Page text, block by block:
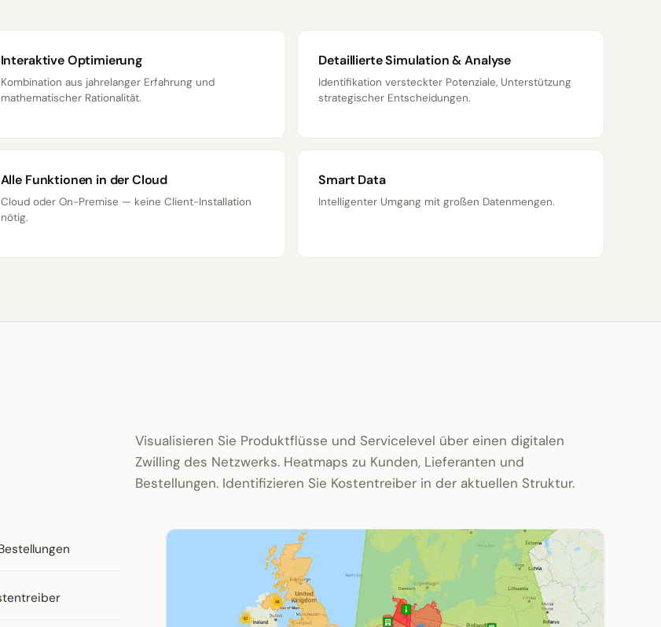
Interaktive Optimierung
Kombination aus jahrelanger Erfahrung und
mathematischer Rationalität.
Detaillierte Simulation & Analyse
Identifikation versteckter Potenziale, Unterstützung
strategischer Entscheidungen.
Alle Funktionen in der Cloud
Cloud oder On-Premise — keine Client-Installation
nötig.
Smart Data
Intelligenter Umgang mit großen Datenmengen.
Visualisieren Sie Produktflüsse und Servicelevel über einen digitalen
Zwilling des Netzwerks. Heatmaps zu Kunden, Lieferanten und
Bestellungen. Identifizieren Sie Kostentreiber in der aktuellen Struktur.